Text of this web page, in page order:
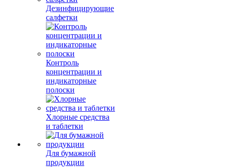
Дезинфицирующие
салфетки
Контроль
концентрации и
индикаторные
полоски
Хлорные средства
и таблетки
Для бумажной
продукции